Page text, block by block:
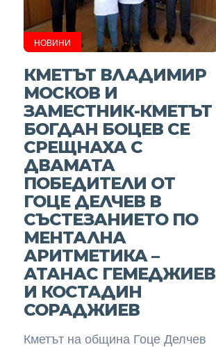
НОВИНИ
КМЕТЪТ ВЛАДИМИР
МОСКОВ И
ЗАМЕСТНИК-КМЕТЪТ
БОГДАН БОЦЕВ СЕ
СРЕЩНАХА С
ДВАМАТА
ПОБЕДИТЕЛИ ОТ
ГОЦЕ ДЕЛЧЕВ В
СЪСТЕЗАНИЕТО ПО
МЕНТАЛНА
АРИТМЕТИКА –
АТАНАС ГЕМЕДЖИЕВ
И КОСТАДИН
СОРАДЖИЕВ
Кметът на община Гоце Делчев